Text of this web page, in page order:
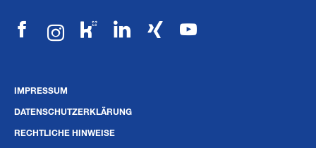
IMPRESSUM
DATENSCHUTZERKLÄRUNG
RECHTLICHE HINWEISE